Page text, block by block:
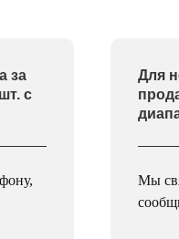
за
с
Для
Мы